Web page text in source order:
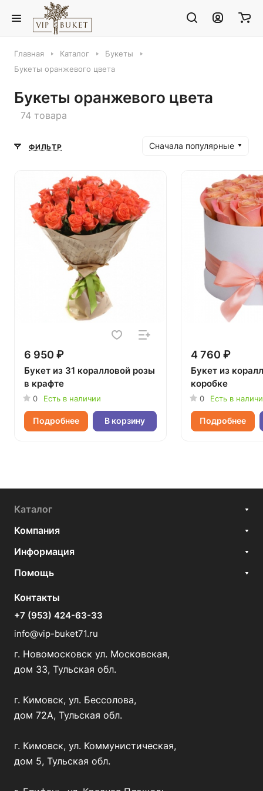
Главная Каталог
Букеты
Букеты оранжевого цвета
Букеты оранжевого цвета
74 товара
ФИЛЬТР Сначала популярные
6 950 ₽
Букет из 31 коралловой розы
в крафте
0 Есть в наличии
Подробнее В корзину
4 760 ₽
Букет из
коробке
0 Есть в
Подробнее
Каталог
Компания
Информация
Помощь
Контакты
+7 (953) 424-63-33
info@vip-buket71.ru
г. Новомосковск ул. Московская,
дом 33, Тульская обл.
г. Кимовск, ул. Бессолова,
дом 72А, Тульская обл.
г. Кимовск, ул. Коммунистическая,
дом 5, Тульская обл.